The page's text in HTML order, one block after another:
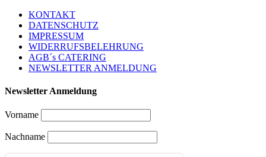
KONTAKT
DATENSCHUTZ
IMPRESSUM
WIDERRUFSBELEHRUNG
AGB´s CATERING
NEWSLETTER ANMELDUNG
Newsletter Anmeldung
Vorname
Nachname